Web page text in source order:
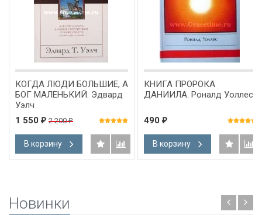
КОГДА ЛЮДИ БОЛЬШИЕ, А
БОГ МАЛЕНЬКИЙ. Эдвард
Уэлч
1 550 ₽ 2 200₽
В корзину
КНИГА ПРОРОКА
ДАНИИЛА. Роналд Уоллес
490 ₽
В корзину
Новинки